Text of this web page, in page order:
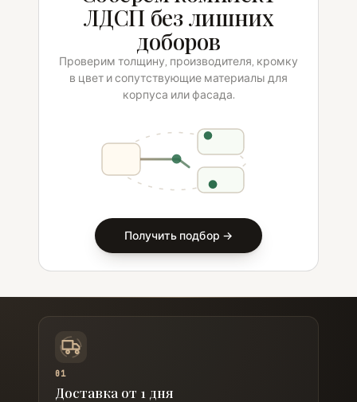
ЛДСП без лишних
доборов
Проверим толщину, производителя, кромку
в цвет и сопутствующие материалы для
корпуса или фасада.
Получить подбор →
01
Доставка от 1 дня